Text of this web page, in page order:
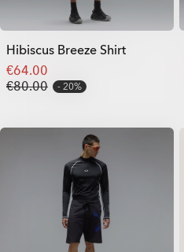
Hibiscus Breeze Shirt
€64.00
€80.00
20%